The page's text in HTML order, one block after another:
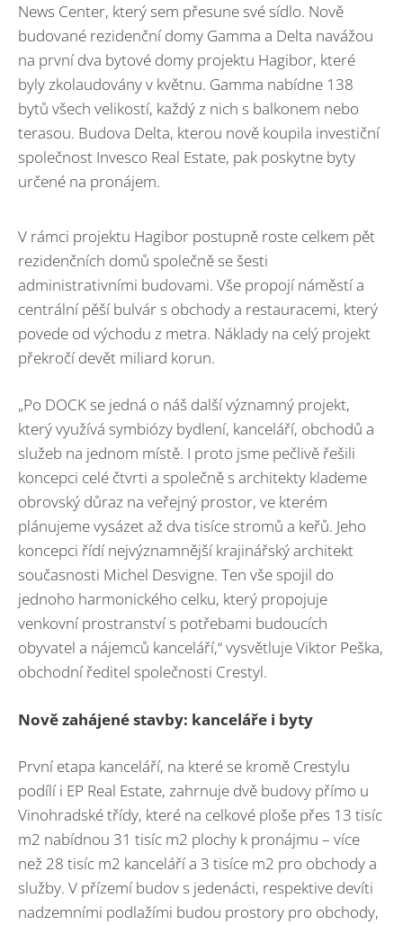
News Center, který sem přesune své sídlo. Nově
budované rezidenční domy Gamma a Delta navážou
na první dva bytové domy projektu Hagibor, které
byly zkolaudovány v květnu. Gamma nabídne 138
bytů všech velikostí, každý z nich s balkonem nebo
terasou. Budova Delta, kterou nově koupila investiční
společnost Invesco Real Estate, pak poskytne byty
určené na pronájem.
V rámci projektu Hagibor postupně roste celkem pět
rezidenčních domů společně se šesti
administrativními budovami. Vše propojí náměstí a
centrální pěší bulvár s obchody a restauracemi, který
povede od východu z metra. Náklady na celý projekt
překročí devět miliard korun.
„Po DOCK se jedná o náš další významný projekt,
který využívá symbiózy bydlení, kanceláří, obchodů a
služeb na jednom místě. I proto jsme pečlivě řešili
koncepci celé čtvrti a společně s architekty klademe
obrovský důraz na veřejný prostor, ve kterém
plánujeme vysázet až dva tisíce stromů a keřů. Jeho
koncepci řídí nejvýznamnější krajinářský architekt
současnosti Michel Desvigne. Ten vše spojil do
jednoho harmonického celku, který propojuje
venkovní prostranství s potřebami budoucích
obyvatel a nájemců kanceláří,“ vysvětluje Viktor Peška,
obchodní ředitel společnosti Crestyl.
Nově zahájené stavby: kanceláře i byty
První etapa kanceláří, na které se kromě Crestylu
podílí i EP Real Estate, zahrnuje dvě budovy přímo u
Vinohradské třídy, které na celkové ploše přes 13 tisíc
m2 nabídnou 31 tisíc m2 plochy k pronájmu – více
než 28 tisíc m2 kanceláří a 3 tisíce m2 pro obchody a
služby. V přízemí budov s jedenácti, respektive devíti
nadzemními podlažími budou prostory pro obchody,